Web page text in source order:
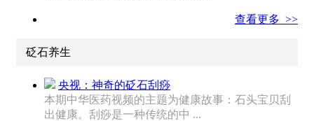
查看更多 >>
砭石养生
央视：神奇的砭石刮痧
本期中华医药视频的主题为健康故事：石头宝贝刮
出健康。刮痧是一种传统的中 ...